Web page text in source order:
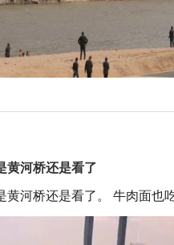
黄河桥还是看了
河桥还是看了。 牛肉面也